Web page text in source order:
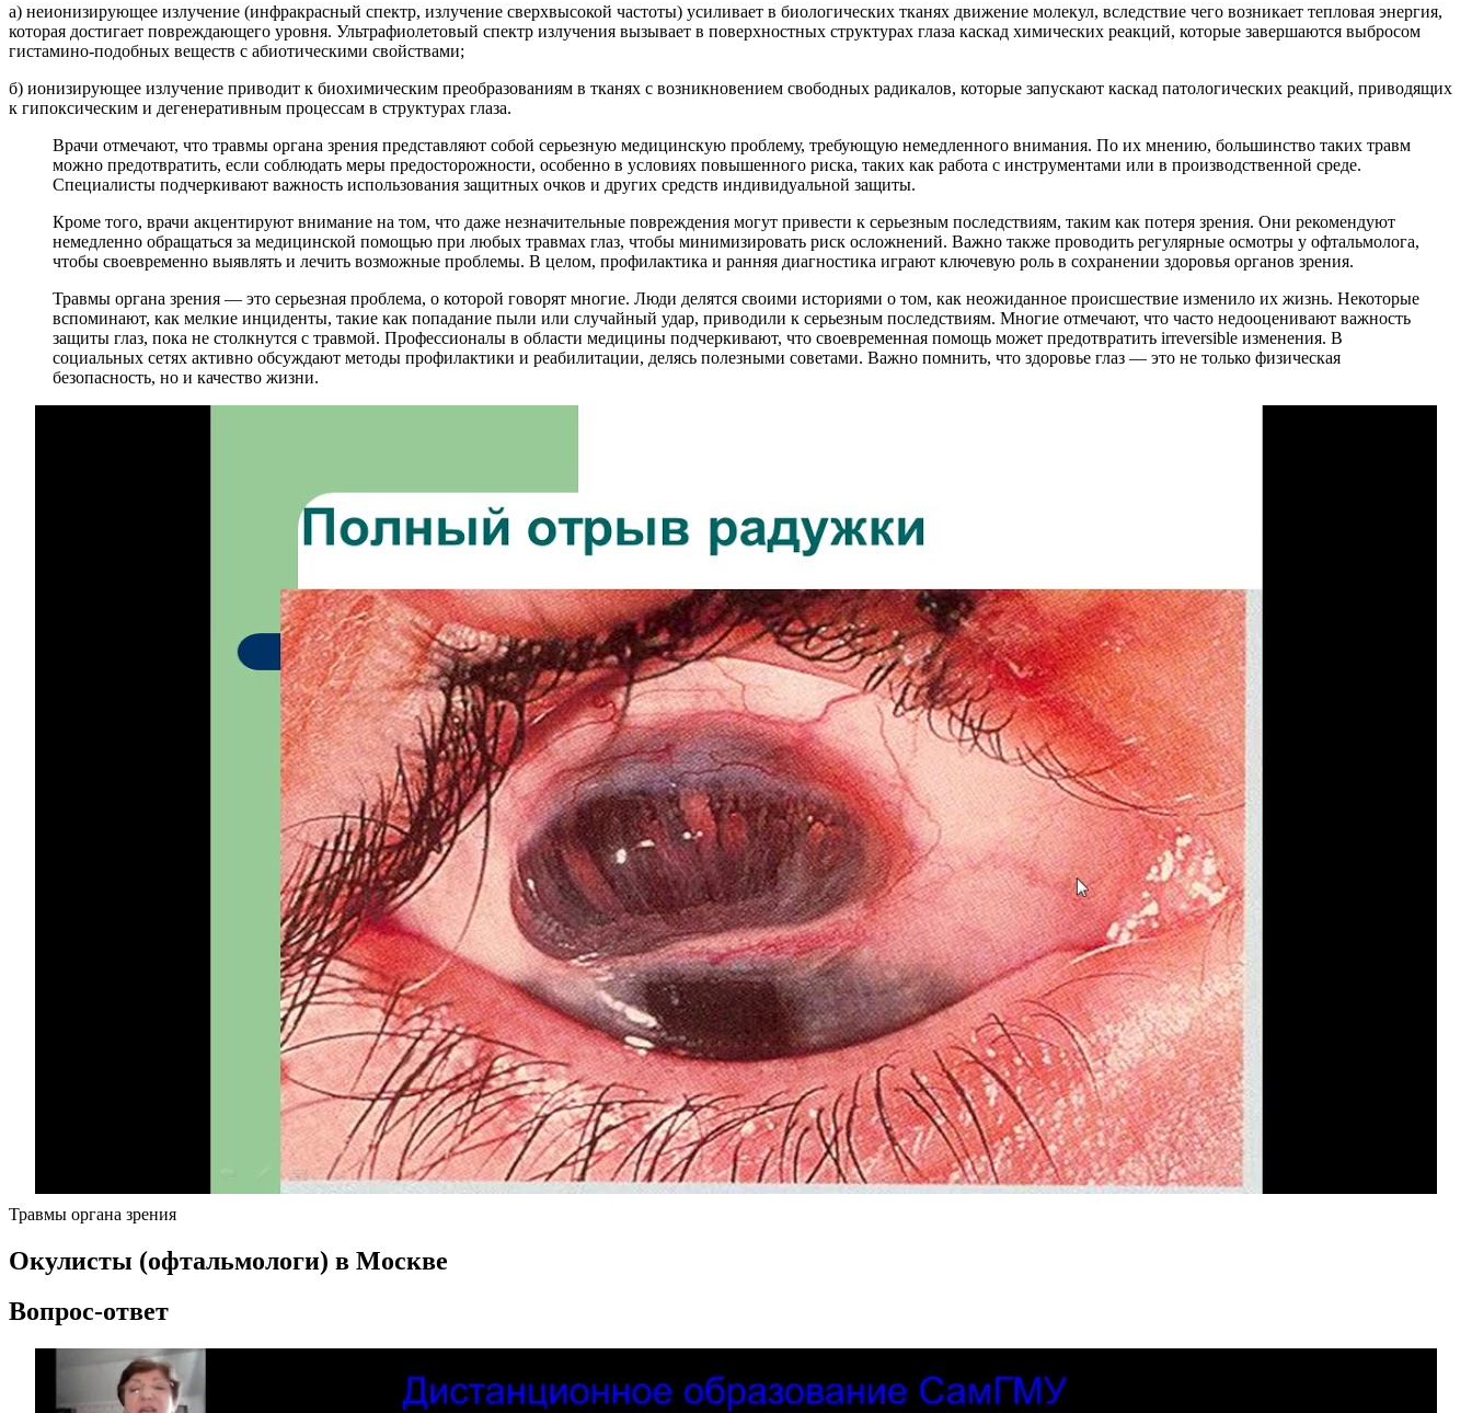
а) неионизирующее излучение (инфракрасный спектр, излучение сверхвысокой частоты) усиливает в биологических тканях движение молекул, вследствие чего возникает тепловая энергия,
которая достигает повреждающего уровня. Ультрафиолетовый спектр излучения вызывает в поверхностных структурах глаза каскад химических реакций, которые завершаются выбросом
гистамино-подобных веществ с абиотическими свойствами;
б) ионизирующее излучение приводит к биохимическим преобразованиям в тканях с возникновением свободных радикалов, которые запускают каскад патологических реакций, приводящих
к гипоксическим и дегенеративным процессам в структурах глаза.
Врачи отмечают, что травмы органа зрения представляют собой серьезную медицинскую проблему, требующую немедленного внимания. По их мнению, большинство таких травм
можно предотвратить, если соблюдать меры предосторожности, особенно в условиях повышенного риска, таких как работа с инструментами или в производственной среде.
Специалисты подчеркивают важность использования защитных очков и других средств индивидуальной защиты.
Кроме того, врачи акцентируют внимание на том, что даже незначительные повреждения могут привести к серьезным последствиям, таким как потеря зрения. Они рекомендуют
немедленно обращаться за медицинской помощью при любых травмах глаз, чтобы минимизировать риск осложнений. Важно также проводить регулярные осмотры у офтальмолога,
чтобы своевременно выявлять и лечить возможные проблемы. В целом, профилактика и ранняя диагностика играют ключевую роль в сохранении здоровья органов зрения.
Травмы органа зрения — это серьезная проблема, о которой говорят многие. Люди делятся своими историями о том, как неожиданное происшествие изменило их жизнь. Некоторые
вспоминают, как мелкие инциденты, такие как попадание пыли или случайный удар, приводили к серьезным последствиям. Многие отмечают, что часто недооценивают важность
защиты глаз, пока не столкнутся с травмой. Профессионалы в области медицины подчеркивают, что своевременная помощь может предотвратить irreversible изменения. В
социальных сетях активно обсуждают методы профилактики и реабилитации, делясь полезными советами. Важно помнить, что здоровье глаз — это не только физическая
безопасность, но и качество жизни.
Травмы органа зрения
Окулисты (офтальмологи) в Москве
Вопрос-ответ